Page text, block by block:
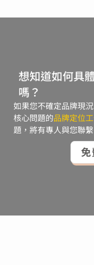
想知道如何具
嗎？
如果您不確定品牌現
核心問題的品牌定位
題，將有專人與您聯繫